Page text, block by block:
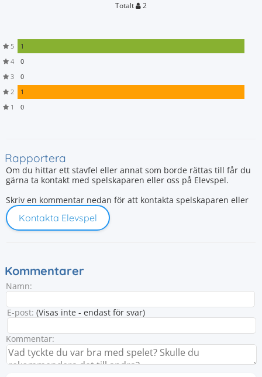
Totalt 2
5
1
4
0
3
0
2
1
1
0
Rapportera
Om du hittar ett stavfel eller annat som borde rättas till får du
gärna ta kontakt med spelskaparen eller oss på Elevspel.
Skriv en kommentar nedan för att kontakta spelskaparen eller
Kontakta Elevspel
Kommentarer
Namn:
E-post: (Visas inte - endast för svar)
Kommentar: